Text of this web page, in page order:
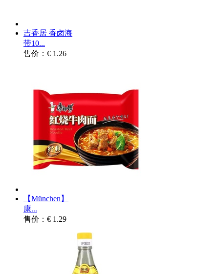
吉香居 香卤海
带10...
售价：€ 1.26
【München】
康...
售价：€ 1.29